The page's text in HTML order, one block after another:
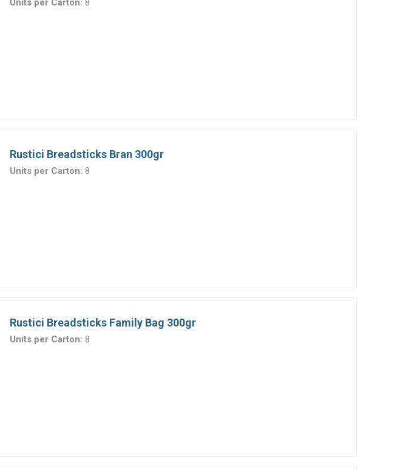
Units per Carton: 8
Rustici Breadsticks Bran 300gr
Units per Carton: 8
Rustici Breadsticks Family Bag 300gr
Units per Carton: 8